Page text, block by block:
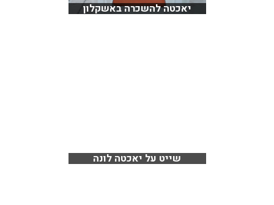
יאכטה להשכרה באשקלון
שייט על יאכטה לונה